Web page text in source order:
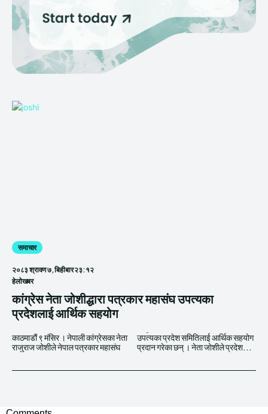
समाचार
२०८३ श्रावण ७, बिहीबार २३:१२
हेलाेखबर
कांग्रेस नेता जोशीद्धारा पत्रकार महासंघ उपत्यका
प्रदेशलाई आर्थिक सहयोग
काठमाडौं ९ मंसिर । नेपाली कांग्रेसका नेता
राजुराज जोशीले नेपाल पत्रकार महासंघ
उपत्यका प्रदेश समितिलाई आर्थिक सहयोग
प्रदान गरेका छन् । नेता जोशीले प्रदेश...